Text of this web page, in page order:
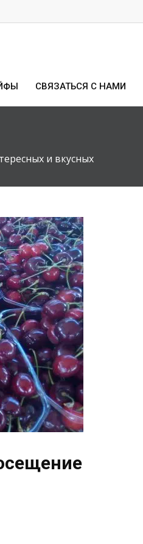
СВЯЗАТЬСЯ С НАМИ
и вкусных